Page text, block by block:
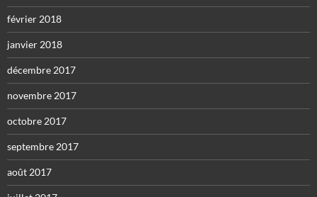
février 2018
janvier 2018
décembre 2017
novembre 2017
octobre 2017
septembre 2017
août 2017